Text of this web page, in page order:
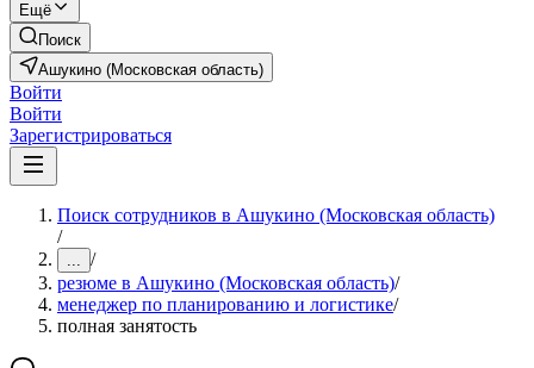
Ещё
Поиск
Ашукино (Московская область)
Войти
Войти
Зарегистрироваться
Поиск сотрудников в Ашукино (Московская область)
/
... /
резюме в Ашукино (Московская область)/
менеджер по планированию и логистике/
полная занятость